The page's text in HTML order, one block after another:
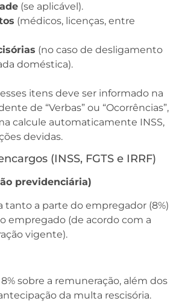
(se aplicável).
(médicos, licenças, entre
(no caso de desligamento
doméstica).
itens deve ser informado na
de “Verbas” ou “Ocorrências”,
calcule automaticamente INSS,
devidas.
(INSS, FGTS e IRRF)
previdenciária)
tanto a parte do empregador (8%)
empregado (de acordo com a
vigente).
sobre a remuneração, além dos
da multa rescisória.